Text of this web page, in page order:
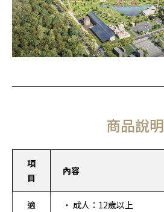
商品說明
項
目
內容
適
・ 成人：12歲以上